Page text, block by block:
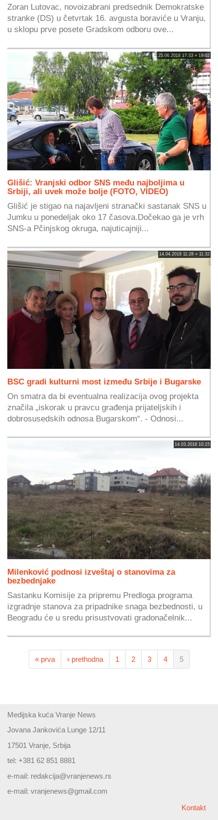
Zoran Lutovac, novoizabrani predsednik Demokratske
stranke (DS) u četvrtak 16. avgusta boraviće u Vranju,
u sklopu prve posete Gradskom odboru ove...
25.06.2018 17:33 » 19:02
Glišić: Vranjski odbor SNS među najboljima u
Srbiji, ali uvek može bolje (FOTO, VIDEO)
Glišić je stigao na najavljeni stranački sastanak SNS u
Jumku u ponedeljak oko 17 časova.Dočekao ga je vrh
SNS-a Pčinjskog okruga, najuticajniji...
14.04.2018 11:28 » 11:32
BSC gradi kulturni most između Srbije i Bugarske
On smatra da bi eventualna realizacija ovog projekta
značila „iskorak u pravcu građenja prijateljskih i
dobrosusedskih odnosa Bugarskom“. - Odnosi...
14.03.2018 10:15
Milenković podnosi izveštaj o stanovima za
bezbednjake
Sastanku Komisije za pripremu Predloga programa
izgradnje stanova za pripadnike snaga bezbednosti, u
Beogradu će u sredu prisustvovati gradonačelnik...
« prva ‹ prethodna 1 2 3 4 5
Medijska kuća Vranje News
Jovana Jankovića Lunge 12/11
17501 Vranje, Srbija
tel: +381 62 851 8881
e-mail: redakcija@vranjenews.rs
e-mail: vranjenews@gmail.com
Kontakt